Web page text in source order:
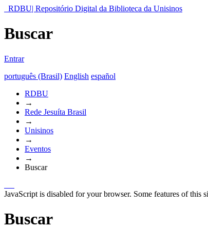
RDBU| Repositório Digital da Biblioteca da Unisinos
Buscar
Entrar
português (Brasil) English español
RDBU
→
Rede Jesuíta Brasil
→
Unisinos
→
Eventos
→
Buscar
JavaScript is disabled for your browser. Some features of this
Buscar